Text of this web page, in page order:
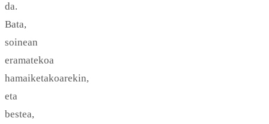
da.
Bata,
soinean
eramatekoa
hamaiketakoarekin,
eta
bestea,